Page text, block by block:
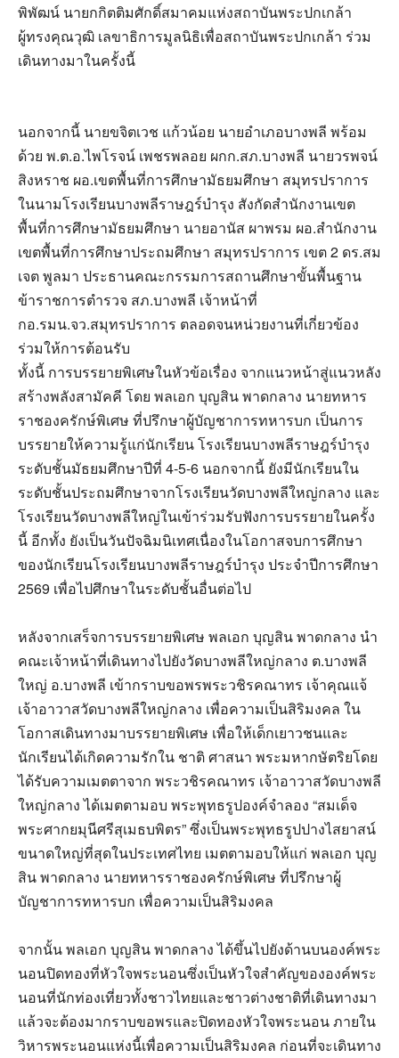
พิพัฒน์ นายกกิตติมศักดิ์สมาคมแห่งสถาบันพระปกเกล้า
ผู้ทรงคุณวุฒิ เลขาธิการมูลนิธิเพื่อสถาบันพระปกเกล้า ร่วม
เดินทางมาในครั้งนี้
นอกจากนี้ นายขจิตเวช แก้วน้อย นายอำเภอบางพลี พร้อม
ด้วย พ.ต.อ.ไพโรจน์ เพชรพลอย ผกก.สภ.บางพลี นายวรพจน์
สิงหราช ผอ.เขตพื้นที่การศึกษามัธยมศึกษา สมุทรปราการ
ในนามโรงเรียนบางพลีราษฎร์บำรุง สังกัดสำนักงานเขต
พื้นที่การศึกษามัธยมศึกษา นายอานัส ผาพรม ผอ.สำนักงาน
เขตพื้นที่การศึกษาประถมศึกษา สมุทรปราการ เขต 2 ดร.สม
เจต พูลมา ประธานคณะกรรมการสถานศึกษาขั้นพื้นฐาน
ข้าราชการตำรวจ สภ.บางพลี เจ้าหน้าที่
กอ.รมน.จว.สมุทรปราการ ตลอดจนหน่วยงานที่เกี่ยวข้อง
ร่วมให้การต้อนรับ
ทั้งนี้ การบรรยายพิเศษในหัวข้อเรื่อง จากแนวหน้าสู่แนวหลัง
สร้างพลังสามัคคี โดย พลเอก บุญสิน พาดกลาง นายทหาร
ราชองครักษ์พิเศษ ที่ปรึกษาผู้บัญชาการทหารบก เป็นการ
บรรยายให้ความรู้แก่นักเรียน โรงเรียนบางพลีราษฎร์บำรุง
ระดับชั้นมัธยมศึกษาปีที่ 4-5-6 นอกจากนี้ ยังมีนักเรียนใน
ระดับชั้นประถมศึกษาจากโรงเรียนวัดบางพลีใหญ่กลาง และ
โรงเรียนวัดบางพลีใหญ่ในเข้าร่วมรับฟังการบรรยายในครั้ง
นี้ อีกทั้ง ยังเป็นวันปัจฉิมนิเทศเนื่องในโอกาสจบการศึกษา
ของนักเรียนโรงเรียนบางพลีราษฎร์บำรุง ประจำปีการศึกษา
2569 เพื่อไปศึกษาในระดับชั้นอื่นต่อไป
หลังจากเสร็จการบรรยายพิเศษ พลเอก บุญสิน พาดกลาง นำ
คณะเจ้าหน้าที่เดินทางไปยังวัดบางพลีใหญ่กลาง ต.บางพลี
ใหญ่ อ.บางพลี เข้ากราบขอพรพระวชิรคณาทร เจ้าคุณแจ้
เจ้าอาวาสวัดบางพลีใหญ่กลาง เพื่อความเป็นสิริมงคล ใน
โอกาสเดินทางมาบรรยายพิเศษ เพื่อให้เด็กเยาวชนและ
นักเรียนได้เกิดความรักใน ชาติ ศาสนา พระมหากษัตริยโดย
ได้รับความเมตตาจาก พระวชิรคณาทร เจ้าอาวาสวัดบางพลี
ใหญ่กลาง ได้เมตตามอบ พระพุทธรูปองค์จำลอง “สมเด็จ
พระศากยมุนีศรีสุเมธบพิตร” ซึ่งเป็นพระพุทธรูปปางไสยาสน์
ขนาดใหญ่ที่สุดในประเทศไทย เมตตามอบให้แก่ พลเอก บุญ
สิน พาดกลาง นายทหารราชองครักษ์พิเศษ ที่ปรึกษาผู้
บัญชาการทหารบก เพื่อความเป็นสิริมงคล
จากนั้น พลเอก บุญสิน พาดกลาง ได้ขึ้นไปยังด้านบนองค์พระ
นอนปิดทองที่หัวใจพระนอนซึ่งเป็นหัวใจสำคัญขององค์พระ
นอนที่นักท่องเที่ยวทั้งชาวไทยและชาวต่างชาติที่เดินทางมา
แล้วจะต้องมากราบขอพรและปิดทองหัวใจพระนอน ภายใน
วิหารพระนอนแห่งนี้เพื่อความเป็นสิริมงคล ก่อนที่จะเดินทาง